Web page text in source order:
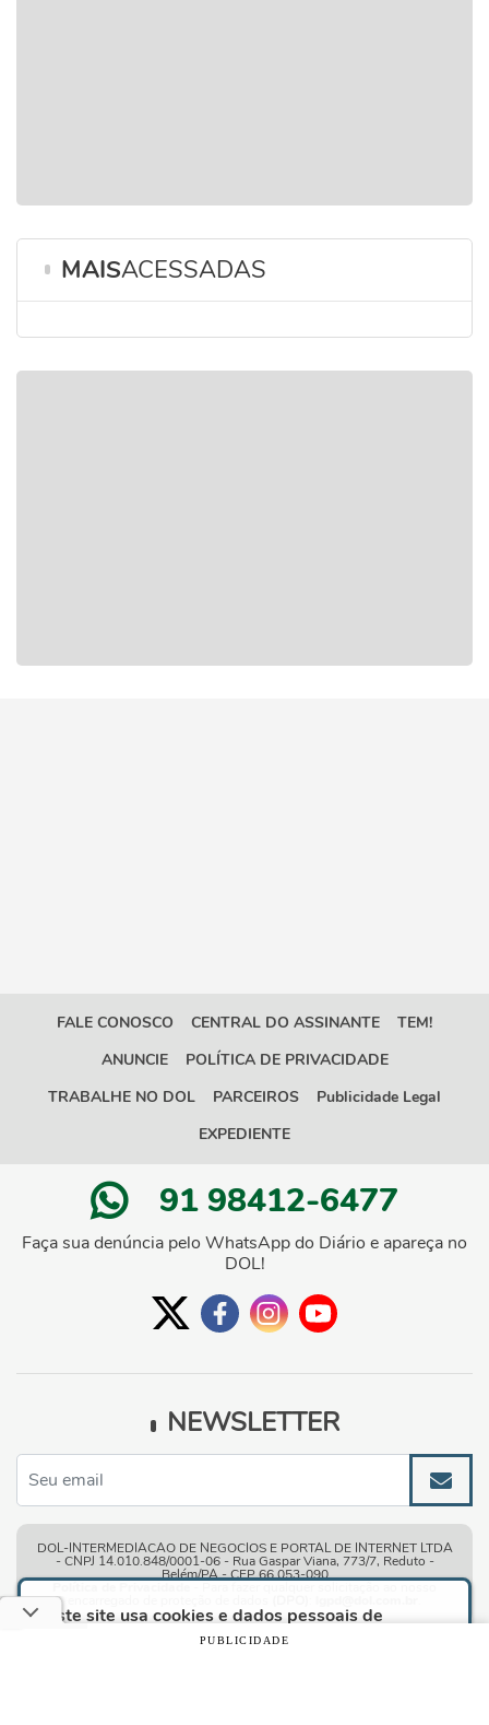
Este site usa cookies e dados pessoais de
acordo com os nossosTermos de Uso e Política
e, ao continuar navegando neste
MAISACESSADAS
FALE CONOSCO CENTRAL DO ASSINANTE
TEM!
ANUNCIE
POLÍTICA DE PRIVACIDADE
TRABALHE NO DOL
PARCEIROS
Publicidade Legal
EXPEDIENTE
91 98412-6477
Faça sua denúncia pelo WhatsApp do Diário e apareça no
DOL!
NEWSLETTER
DOL-INTERMEDIACAO DE NEGOCIOS E PORTAL DE INTERNET LTDA
- CNPJ 14.010.848/0001-06 - Rua Gaspar Viana, 773/7, Reduto -
Belém/PA - CEP 66.053-090
PUBLICIDADE